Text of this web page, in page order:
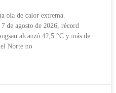
ola de calor extrema.
de agosto de 2026, récord
alcanzó 42,5 °C y más de
Norte no